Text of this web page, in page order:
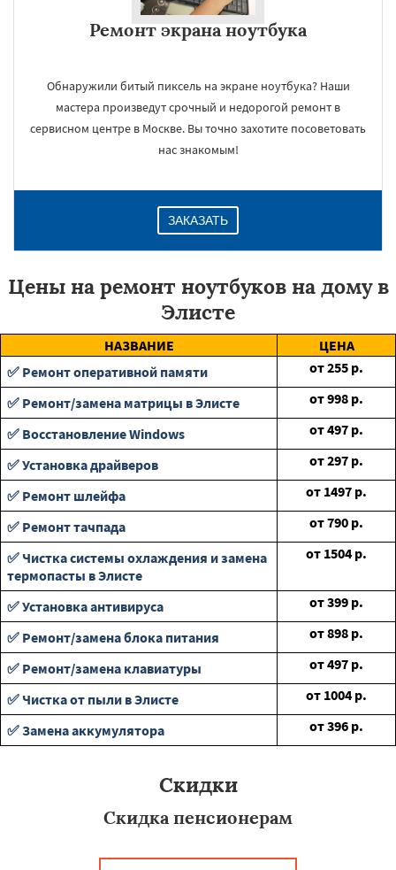
Ремонт экрана ноутбука
Обнаружили битый пиксель на экране ноутбука? Наши
мастера произведут срочный и недорогой ремонт в
сервисном центре в Москве. Вы точно захотите посоветовать
нас знакомым!
ЗАКАЗАТЬ
Цены на ремонт ноутбуков на дому в
Элисте
НАЗВАНИЕ
ЦЕНА
✅ Ремонт оперативной памяти
от255 р.
✅ Ремонт/замена матрицы в Элисте
от998 р.
✅ Восстановление Windows
от497 р.
✅ Установка драйверов
от297 р.
✅ Ремонт шлейфа
от 1497 р.
✅ Ремонт тачпада
от790 р.
✅ Чистка системы охлаждения и замена
термопасты в Элисте
от 1504 р.
✅ Установка антивируса от399 р.
✅ Ремонт/замена блока питания
от898 р.
✅ Ремонт/замена клавиатуры
от497 р.
✅ Чистка от пыли в Элисте
от 1004 р.
✅ Замена аккумулятора
от396 р.
Скидки
Скидка пенсионерам